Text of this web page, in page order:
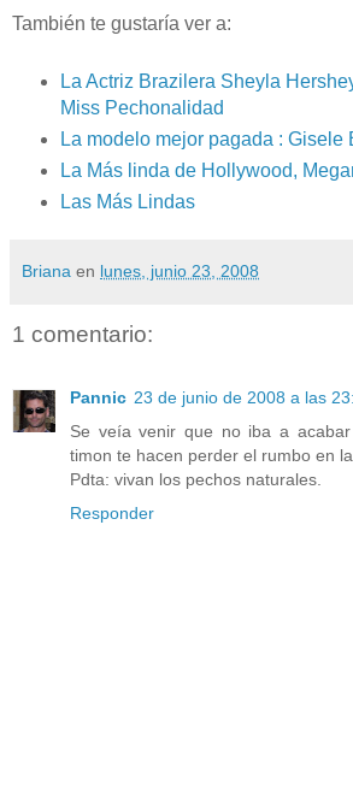
También te gustaría ver a:
La Actriz Brazilera Sheyla
Miss Pechonalidad
La modelo mejor pagada : Gisele
La Más linda de Hollywood,
Las Más Lindas
Briana en lunes, junio 23, 2008
1 comentario:
Pannic 23 de junio de 2008 a las
Se veía venir que no iba a
timon te hacen perder el rumbo en la
Pdta: vivan los pechos naturales.
Responder